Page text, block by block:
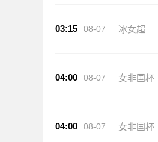
03:15 08-07 冰女超
04:00 08-07 女非国杯
04:00 08-07 女非国杯